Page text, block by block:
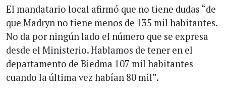
El mandatario local afirmó que no tiene dudas “de
que Madryn no tiene menos de 135 mil habitantes.
No da por ningún lado el número que se expresa
desde el Ministerio. Hablamos de tener en el
departamento de Biedma 107 mil habitantes
cuando la última vez habían 80 mil”.